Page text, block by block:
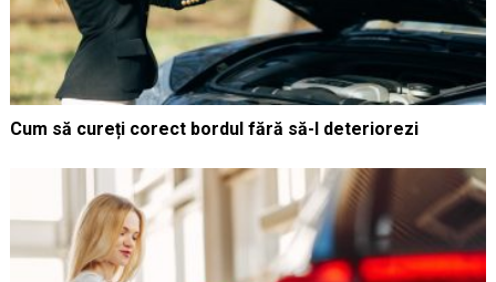
Cum să cureți corect bordul fără să-l deteriorezi